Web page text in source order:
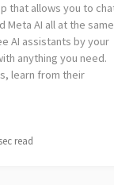
that allows you to
Meta AI all at the same
AI assistants by your
anything you need.
learn from their
read